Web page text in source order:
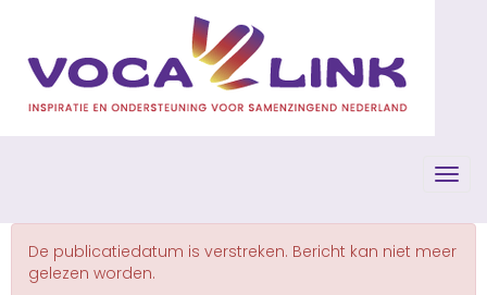
De publicatiedatum is verstreken. Bericht kan niet meer
gelezen worden.